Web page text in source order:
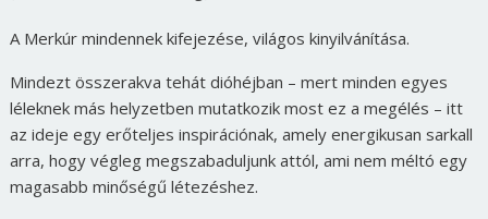
A Merkúr mindennek kifejezése, világos kinyilvánítása.
Mindezt összerakva tehát dióhéjban – mert minden egyes
léleknek más helyzetben mutatkozik most ez a megélés – itt
az ideje egy erőteljes inspirációnak, amely energikusan sarkall
arra, hogy végleg megszabaduljunk attól, ami nem méltó egy
magasabb minőségű létezéshez.